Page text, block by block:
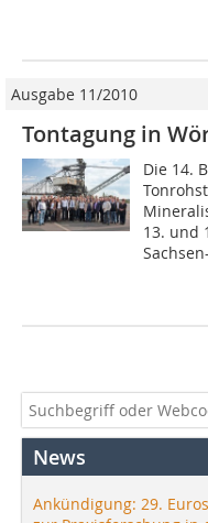
Ausgabe 11/2010
Tontagung in
Die 14.
13. und
News
Ankündigung: 29.